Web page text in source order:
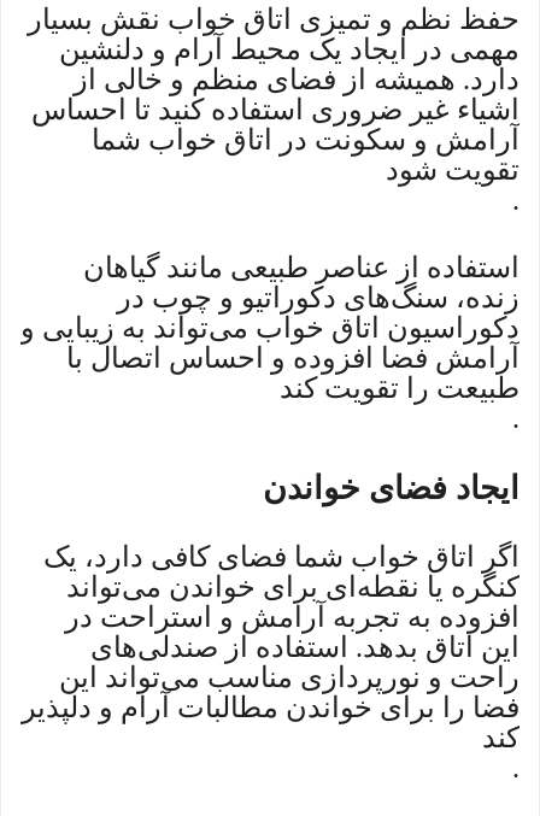
حفظ نظم و تمیزی اتاق خواب نقش بسیار
مهمی در ایجاد یک محیط آرام و دلنشین
دارد. همیشه از فضای منظم و خالی از
اشیاء غیر ضروری استفاده کنید تا احساس
آرامش و سکونت در اتاق خواب شما
تقویت شود
.
استفاده از عناصر طبیعی مانند گیاهان
زنده، سنگ‌های دکوراتیو و چوب در
دکوراسیون اتاق خواب می‌تواند به زیبایی و
آرامش فضا افزوده و احساس اتصال با
طبیعت را تقویت کند
.
ایجاد فضای خواندن
اگر اتاق خواب شما فضای کافی دارد، یک
کنگره یا نقطه‌ای برای خواندن می‌تواند
افزوده به تجربه آرامش و استراحت در
این اتاق بدهد. استفاده از صندلی‌های
راحت و نورپردازی مناسب می‌تواند این
فضا را برای خواندن مطالبات آرام و دلپذیر
کند
.